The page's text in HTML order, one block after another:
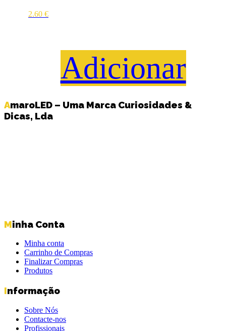
2.60 €
Adicionar
AmaroLED – Uma Marca Curiosidades &
Dicas, Lda
Minha Conta
Minha conta
Carrinho de Compras
Finalizar Compras
Produtos
Informação
Sobre Nós
Contacte-nos
Profissionais